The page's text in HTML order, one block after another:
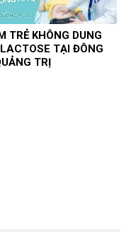
TRẺ KHÔNG DUNG
TẠI ĐÔNG
TRỊ